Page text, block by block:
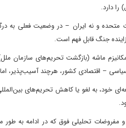
را دارد.
متحده و نه ایران – در وضعیت فعلی به
جنگ قابل فهم است.
ماشه (بازگشت تحریم‌های سازمان
– اقتصادی کشور، هرچند آسیب‌پذیر،
خود، به لغو یا کاهش تحریم‌های
و مفروضات تحلیلی فوق که در ادامه به